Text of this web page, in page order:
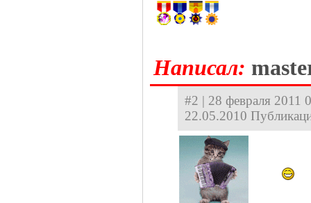
Hаписал:
#2 | 28 февраля 2011
22.05.2010